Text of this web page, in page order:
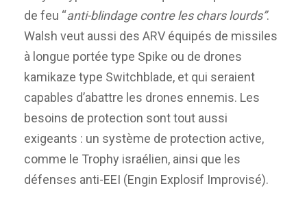
de feu “anti-blindage contre les chars lourds”.
Walsh veut aussi des ARV équipés de missiles
à longue portée type Spike ou de drones
kamikaze type Switchblade, et qui seraient
capables d’abattre les drones ennemis. Les
besoins de protection sont tout aussi
exigeants : un système de protection active,
comme le Trophy israélien, ainsi que les
défenses anti-EEI (Engin Explosif Improvisé).